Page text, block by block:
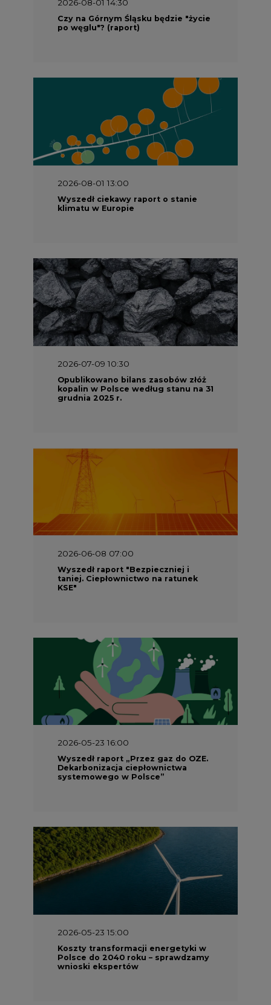
2026-08-01 14:30
Czy na Górnym Śląsku będzie "życie
po węglu"? (raport)
2026-08-01 13:00
Wyszedł ciekawy raport o stanie
klimatu w Europie
2026-07-09 10:30
Opublikowano bilans zasobów złóż
kopalin w Polsce według stanu na 31
grudnia 2025 r.
2026-06-08 07:00
Wyszedł raport "Bezpieczniej i
taniej. Ciepłownictwo na ratunek
KSE"
2026-05-23 16:00
Wyszedł raport „Przez gaz do OZE.
Dekarbonizacja ciepłownictwa
systemowego w Polsce”
2026-05-23 15:00
Koszty transformacji energetyki w
Polsce do 2040 roku – sprawdzamy
wnioski ekspertów